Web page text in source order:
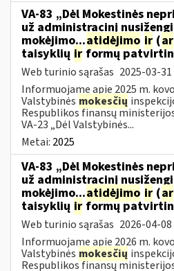
VA-83 „Dėl Mokestinės
už administracinį
mokėjimo...atidėjimo ir (ar
taisyklių ir formų
Web turinio sąrašas 2025-03-31
Informuojame apie 2025 m.
Valstybinės mokesčių
Respublikos finansų
VA-23 „Dėl Valstybinės...
Metai: 2025
VA-83 „Dėl Mokestinės
už administracinį
mokėjimo...atidėjimo ir (ar
taisyklių ir formų
Web turinio sąrašas 2026-04-08
Informuojame apie 2026 m.
Valstybinės mokesčių
Respublikos finansų